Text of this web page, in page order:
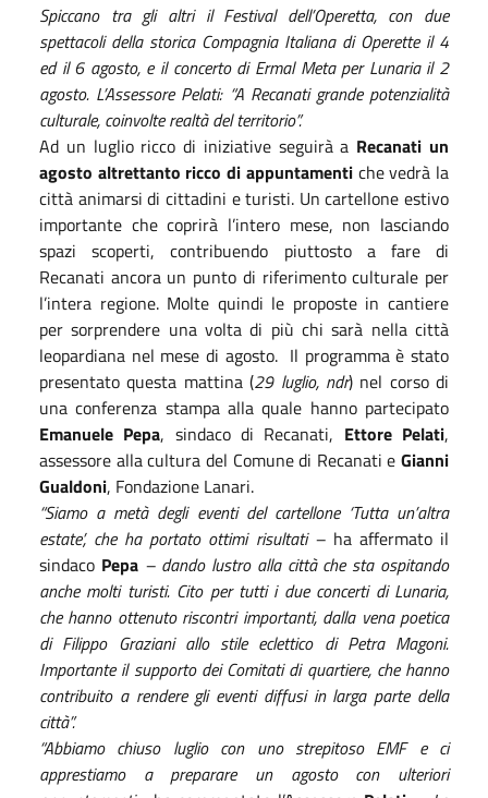
Spiccano tra gli altri il Festival dell’Operetta, con due
spettacoli della storica Compagnia Italiana di Operette il 4
ed il 6 agosto, e il concerto di Ermal Meta per Lunaria il 2
agosto. L’Assessore Pelati: “A Recanati grande potenzialità
culturale, coinvolte realtà del territorio”.
Ad un luglio ricco di iniziative seguirà a Recanati un
agosto altrettanto ricco di appuntamentiche vedrà la
città animarsi di cittadini e turisti. Un cartellone estivo
importante che coprirà l’intero mese, non lasciando
spazi scoperti, contribuendo piuttosto a fare di
Recanati ancora un punto di riferimento culturale per
l’intera regione. Molte quindi le proposte in cantiere
per sorprendere una volta di più chi sarà nella città
leopardiana nel mese di agosto. Il programma è stato
presentato questa mattina (29 luglio, ndr) nel corso di
una conferenza stampa alla quale hanno partecipato
Emanuele Pepa, sindaco di Recanati, Ettore Pelati,
assessore alla cultura del Comune di Recanati e Gianni
Gualdoni, Fondazione Lanari.
“Siamo a metà degli eventi del cartellone ‘Tutta un’altra
estate’, che ha portato ottimi risultati – ha affermato il
sindaco Pepa– dando lustro alla città che sta ospitando
anche molti turisti. Cito per tutti i due concerti di Lunaria,
che hanno ottenuto riscontri importanti, dalla vena poetica
di Filippo Graziani allo stile eclettico di Petra Magoni.
Importante il supporto dei Comitati di quartiere, che hanno
contribuito a rendere gli eventi diffusi in larga parte della
città”.
“Abbiamo chiuso luglio con uno strepitoso EMF e ci
apprestiamo a preparare un agosto con ulteriori